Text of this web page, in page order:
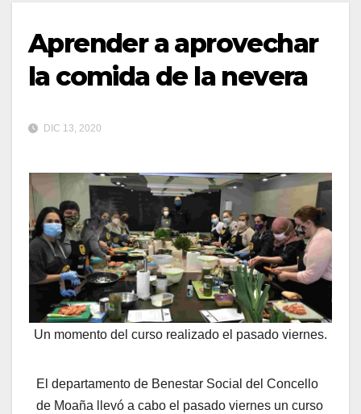
Aprender a aprovechar
la comida de la nevera
DIC 13, 2020
Un momento del curso realizado el pasado viernes.
El departamento de Benestar Social del Concello
de Moaña llevó a cabo el pasado viernes un curso